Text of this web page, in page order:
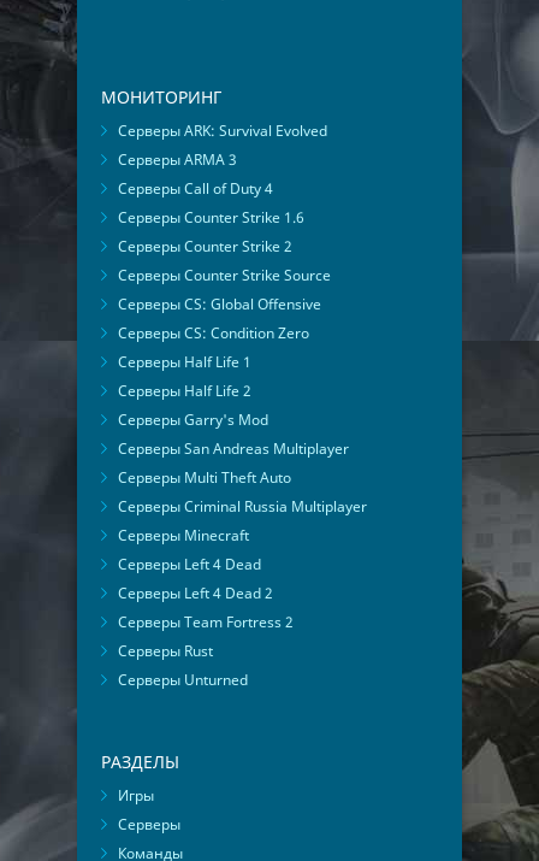
МОНИТОРИНГ
Серверы ARK: Survival Evolved
Серверы ARMA 3
Серверы Call of Duty 4
Серверы Counter Strike 1.6
Серверы Counter Strike 2
Серверы Counter Strike Source
Серверы CS: Global Offensive
Серверы CS: Condition Zero
Серверы Half Life 1
Серверы Half Life 2
Серверы Garry's Mod
Серверы San Andreas Multiplayer
Серверы Multi Theft Auto
Серверы Criminal Russia Multiplayer
Серверы Minecraft
Серверы Left 4 Dead
Серверы Left 4 Dead 2
Серверы Team Fortress 2
Серверы Rust
Серверы Unturned
РАЗДЕЛЫ
Игры
Серверы
Команды